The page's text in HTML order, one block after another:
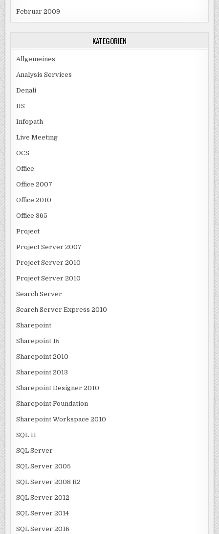
Februar 2009
KATEGORIEN
Allgemeines
Analysis Services
Denali
IIS
Infopath
Live Meeting
OCS
Office
Office 2007
Office 2010
Office 365
Project
Project Server 2007
Project Server 2010
Project Server 2010
Search Server
Search Server Express 2010
Sharepoint
Sharepoint 15
Sharepoint 2010
Sharepoint 2013
Sharepoint Designer 2010
Sharepoint Foundation
Sharepoint Workspace 2010
SQL 11
SQL Server
SQL Server 2005
SQL Server 2008 R2
SQL Server 2012
SQL Server 2014
SQL Server 2016